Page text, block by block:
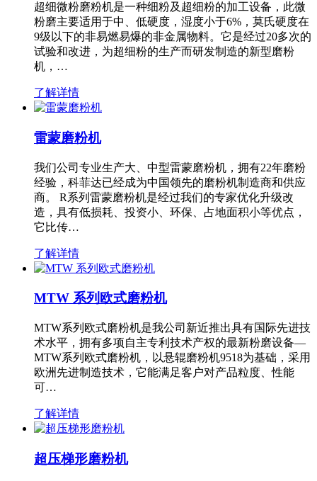
超细微粉磨粉机是一种细粉及超细粉的加工设备，此微
粉磨主要适用于中、低硬度，湿度小于6%，莫氏硬度在
9级以下的非易燃易爆的非金属物料。它是经过20多次的
试验和改进，为超细粉的生产而研发制造的新型磨粉
机，…
了解详情
雷蒙磨粉机
我们公司专业生产大、中型雷蒙磨粉机，拥有22年磨粉
经验，科菲达已经成为中国领先的磨粉机制造商和供应
商。 R系列雷蒙磨粉机是经过我们的专家优化升级改
造，具有低损耗、投资小、环保、占地面积小等优点，
它比传…
了解详情
MTW 系列欧式磨粉机
MTW系列欧式磨粉机是我公司新近推出具有国际先进技
术水平，拥有多项自主专利技术产权的最新粉磨设备—
MTW系列欧式磨粉机，以悬辊磨粉机9518为基础，采用
欧洲先进制造技术，它能满足客户对产品粒度、性能
可…
了解详情
超压梯形磨粉机